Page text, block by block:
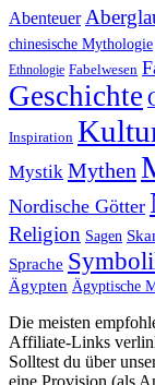
Abenteuer
chinesische Mythologie
Ethnologie Fabelwesen
Geschichte
Inspiration
Mystik Mythen
Nordische Götter
Religion Sagen
Sprache
Ägypten Ägyptische
Die meisten
Affiliate-Links
Solltest du über